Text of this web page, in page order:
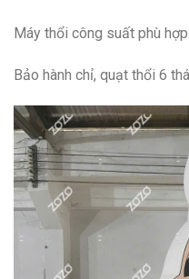
Máy thổi công suất phù hợp.
Bảo hành chỉ, quạt thổi 6